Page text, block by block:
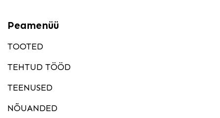
Peamenüü
TOOTED
TEHTUD TÖÖD
TEENUSED
NÕUANDED